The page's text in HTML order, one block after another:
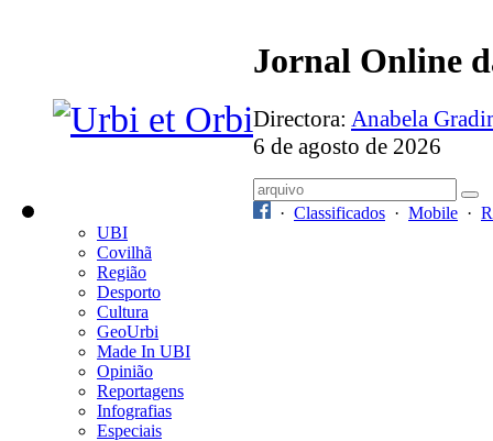
Jornal Online
Directora: Anabela
6 de agosto de 2026
· Classificados · Mobile ·
UBI
Covilhã
Região
Desporto
Cultura
GeoUrbi
Made In UBI
Opinião
Reportagens
Infografias
Especiais